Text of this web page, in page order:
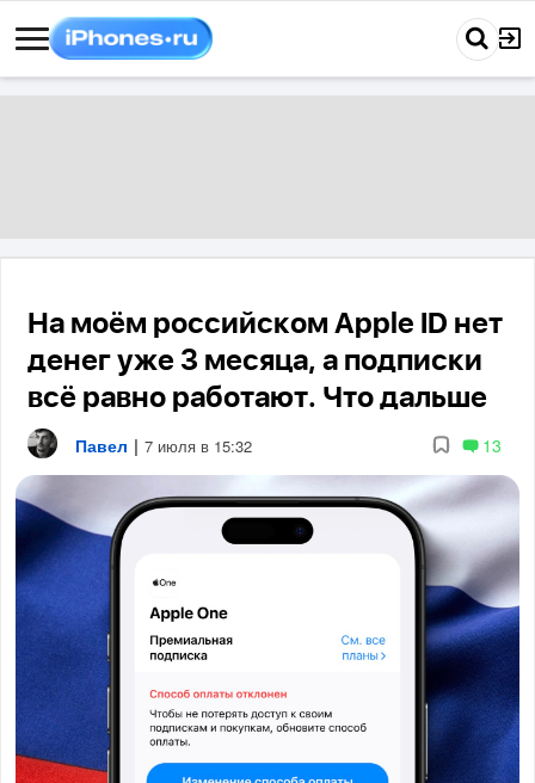
На моём российском Apple ID нет
денег уже 3 месяца, а подписки
всё равно работают. Что дальше
Павел | 7 июля в 15:32 13